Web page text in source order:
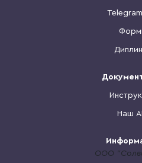
Наш
ООО